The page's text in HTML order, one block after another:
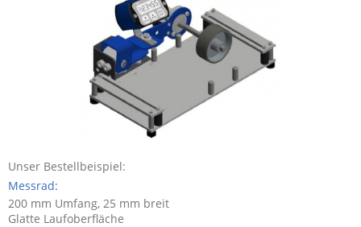
Unser Bestellbeispiel:
Messrad:
200 mm Umfang, 25 mm breit
Glatte Laufoberfläche